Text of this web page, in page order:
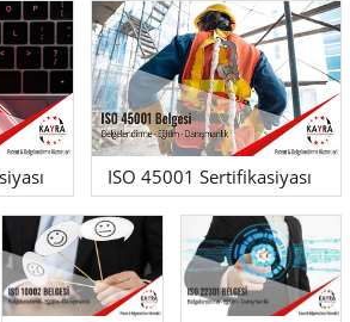
ISO 45001 Sertifikasiyası